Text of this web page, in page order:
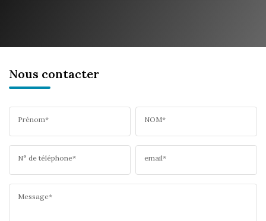
Nous contacter
Prénom* NOM*
N° de téléphone* email*
Message*